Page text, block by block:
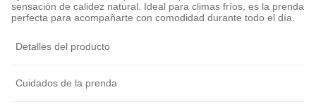
sensación de calidez natural. Ideal para climas fríos, es la prenda
perfecta para acompañarte con comodidad durante todo el día.
Detalles del producto
Cuidados de la prenda